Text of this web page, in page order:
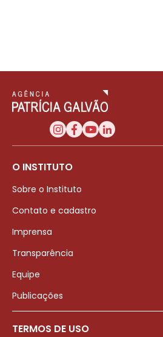
O INSTITUTO
Sobre o Instituto
Contato e cadastro
Imprensa
Transparência
Equipe
Publicações
TERMOS DE USO